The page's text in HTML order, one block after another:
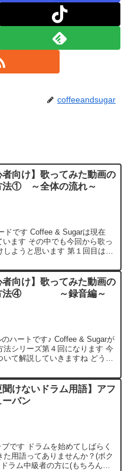
coffeeandsugar
者向け】歌ってみた動画の
法① ～全体の流れ～
です Coffee & Sugarは現在
ます その中でも今回から歌っ
ようと思います 第１回目は歌
者向け】歌ってみた動画の
法④ ～録音編～
ハートです♪ Coffee & Sugarが
法シリーズ第４回になります 今
いて解説していきますね どうぞ
聞けないドラム用語】アフ
ーバン
です ドラムを始めてしばらく
用語ってありませんか？(ボク
ラム中級者の方に(もちろん初